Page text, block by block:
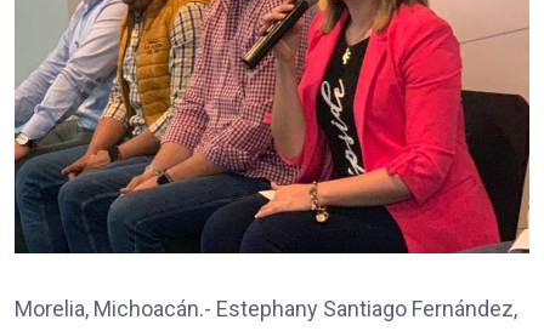
Morelia, Michoacán.- Estephany Santiago Fernández,